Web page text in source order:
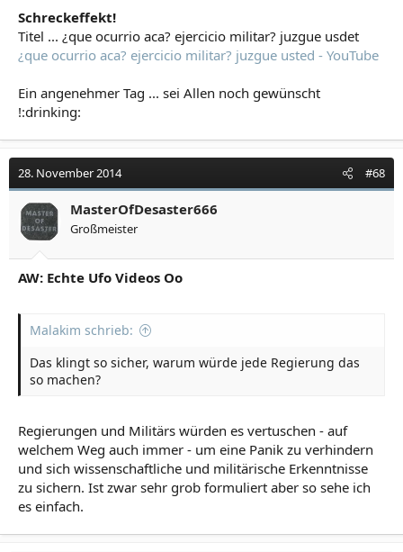
Schreckeffekt!
Titel ... ¿que ocurrio aca? ejercicio militar? juzgue usdet
¿que ocurrio aca? ejercicio militar? juzgue usted - YouTube
Ein angenehmer Tag ... sei Allen noch gewünscht
!:drinking:
28. November 2014 #68
MasterOfDesaster666
Großmeister
AW: Echte Ufo Videos Oo
Malakim schrieb:
Das klingt so sicher, warum würde jede Regierung das
so machen?
Regierungen und Militärs würden es vertuschen - auf
welchem Weg auch immer - um eine Panik zu verhindern
und sich wissenschaftliche und militärische Erkenntnisse
zu sichern. Ist zwar sehr grob formuliert aber so sehe ich
es einfach.